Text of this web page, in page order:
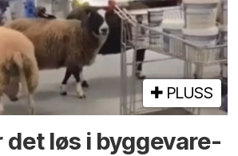
PLUSS
det løs i bygge­vare­